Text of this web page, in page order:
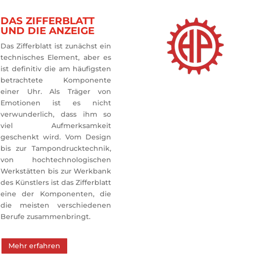
DAS ZIFFERBLATT
UND DIE ANZEIGE
Das Zifferblatt ist zunächst ein
technisches Element, aber es
ist definitiv die am häufigsten
betrachtete Komponente
einer Uhr. Als Träger von
Emotionen ist es nicht
verwunderlich, dass ihm so
viel Aufmerksamkeit
geschenkt wird. Vom Design
bis zur Tampondrucktechnik,
von hochtechnologischen
Werkstätten bis zur Werkbank
des Künstlers ist das Zifferblatt
eine der Komponenten, die
die meisten verschiedenen
Berufe zusammenbringt.
Mehr erfahren